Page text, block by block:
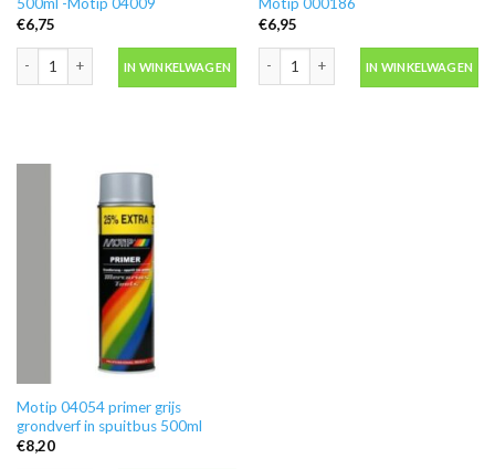
500ml -Motip 04009
€6,75
IN WINKELWAGEN
Motip 000186
€6,95
IN WINKELWAGEN
Motip 04054 primer grijs
grondverf in spuitbus 500ml
€8,20